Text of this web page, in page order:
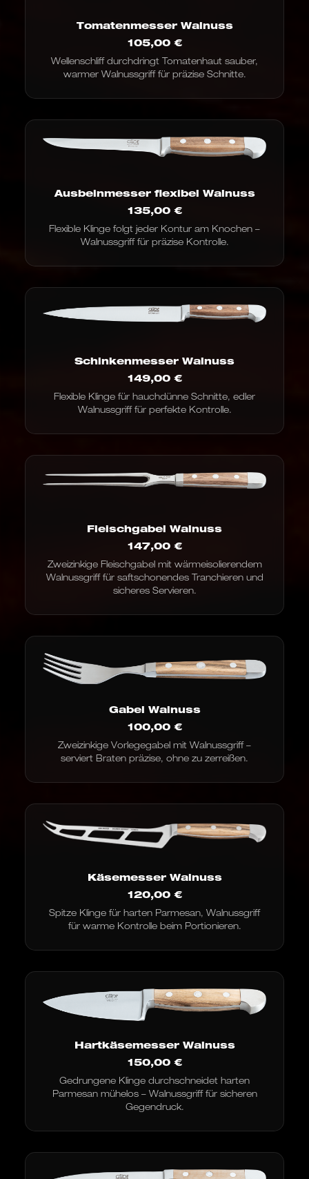
Tomatenmesser Walnuss
105,00 €
Wellenschliff durchdringt Tomatenhaut sauber,
warmer Walnussgriff für präzise Schnitte.
Ausbeinmesser flexibel Walnuss
135,00 €
Flexible Klinge folgt jeder Kontur am Knochen –
Walnussgriff für präzise Kontrolle.
Schinkenmesser Walnuss
149,00 €
Flexible Klinge für hauchdünne Schnitte, edler
Walnussgriff für perfekte Kontrolle.
Fleischgabel Walnuss
147,00 €
Zweizinkige Fleischgabel mit wärmeisolierendem
Walnussgriff für saftschonendes Tranchieren und
sicheres Servieren.
Gabel Walnuss
100,00 €
Zweizinkige Vorlegegabel mit Walnussgriff –
serviert Braten präzise, ohne zu zerreißen.
Käsemesser Walnuss
120,00 €
Spitze Klinge für harten Parmesan, Walnussgriff
für warme Kontrolle beim Portionieren.
Hartkäsemesser Walnuss
150,00 €
Gedrungene Klinge durchschneidet harten
Parmesan mühelos – Walnussgriff für sicheren
Gegendruck.